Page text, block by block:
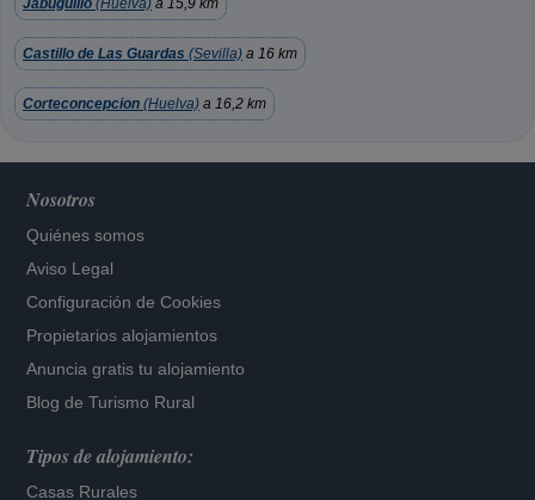
Jabuguillo (Huelva) a 15,9 km
Castillo de Las Guardas (Sevilla) a 16 km
Corteconcepcion (Huelva) a 16,2 km
Nosotros
Quiénes somos
Aviso Legal
Configuración de Cookies
Propietarios alojamientos
Anuncia gratis tu alojamiento
Blog de Turismo Rural
Tipos de alojamiento:
Casas Rurales